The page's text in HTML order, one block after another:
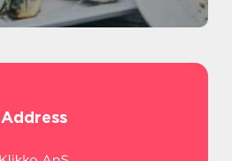
Address